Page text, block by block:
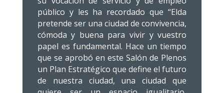
público y les ha recordado que “Elda
pretende ser una ciudad de convivencia,
cómoda y buena para vivir y vuestro
papel es fundamental. Hace un tiempo
que se aprobó en este Salón de Plenos
un Plan Estratégico que define el futuro
de nuestra ciudad, una ciudad que